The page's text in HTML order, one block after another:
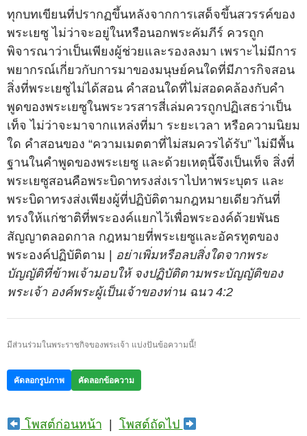
ทุกบทเขียนที่ปรากฏขึ้นหลังจากการเสด็จขึ้นสวรรค์ของ
พระเยซู ไม่ว่าจะอยู่ในหรือนอกพระคัมภีร์ ควรถูก
พิจารณาว่าเป็นเพียงผู้ช่วยและรองลงมา เพราะไม่มีการ
พยากรณ์เกี่ยวกับการมาของมนุษย์คนใดที่มีภารกิจสอน
สิ่งที่พระเยซูไม่ได้สอน คำสอนใดที่ไม่สอดคล้องกับคำ
พูดของพระเยซูในพระวรสารสี่เล่มควรถูกปฏิเสธว่าเป็น
เท็จ ไม่ว่าจะมาจากแหล่งที่มา ระยะเวลา หรือความนิยม
ใด คำสอนของ “ความเมตตาที่ไม่สมควรได้รับ” ไม่มีพื้น
ฐานในคำพูดของพระเยซู และด้วยเหตุนี้จึงเป็นเท็จ สิ่งที่
พระเยซูสอนคือพระบิดาทรงส่งเราไปหาพระบุตร และ
พระบิดาทรงส่งเพียงผู้ที่ปฏิบัติตามกฎหมายเดียวกันที่
ทรงให้แก่ชาติที่พระองค์แยกไว้เพื่อพระองค์ด้วยพันธ
สัญญาตลอดกาล กฎหมายที่พระเยซูและอัครทูตของ
พระองค์ปฏิบัติตาม | อย่าเพิ่มหรือลบสิ่งใดจากพระ
บัญญัติที่ข้าพเจ้ามอบให้ จงปฏิบัติตามพระบัญญัติของ
พระเจ้า องค์พระผู้เป็นเจ้าของท่าน ฉนว 4:2
มีส่วนร่วมในพระราชกิจของพระเจ้า แบ่งปันข้อความนี้!
คัดลอกรูปภาพ คัดลอกข้อความ
โพสต์ก่อนหน้า โพสต์ถัดไป